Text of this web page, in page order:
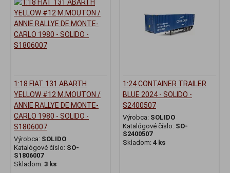
1:18 FIAT 131 ABARTH
YELLOW #12 M.MOUTON /
ANNIE RALLYE DE MONTE-
CARLO 1980 - SOLIDO -
S1806007
Výrobca: SOLIDO
Katalógové číslo: SO-
S1806007
Skladom: 3 ks
1:24 CONTAINER TRAILER
BLUE 2024 - SOLIDO -
S2400507
Výrobca: SOLIDO
Katalógové číslo: SO-
S2400507
Skladom: 4 ks